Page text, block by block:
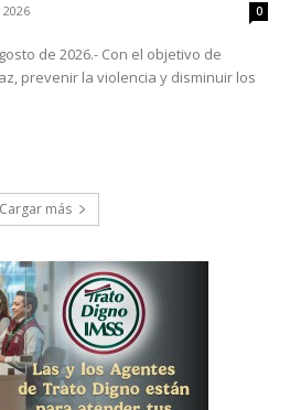
0
de 2026.- Con el objetivo de
prevenir la violencia y disminuir los
Cargar más